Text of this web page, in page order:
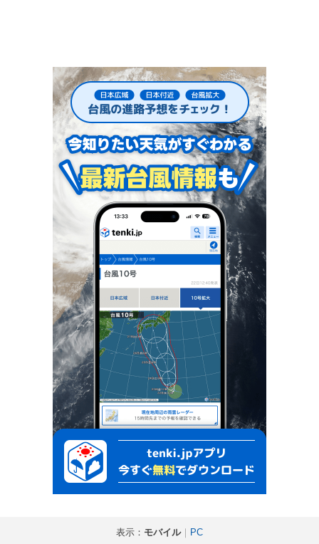
表示： モバイル｜ PC